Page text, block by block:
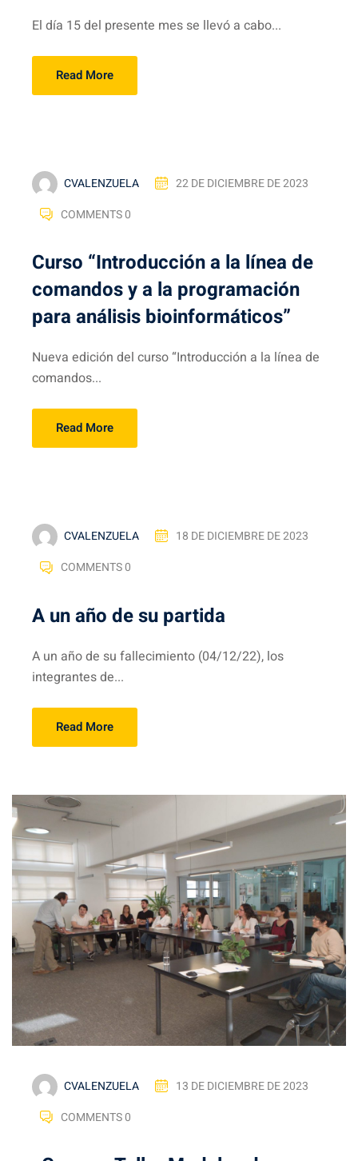
El día 15 del presente mes se llevó a cabo...
Read More
CVALENZUELA
22 DE DICIEMBRE DE 2023
COMMENTS 0
Curso “Introducción a la línea de
comandos y a la programación
para análisis bioinformáticos”
Nueva edición del curso “Introducción a la línea de
comandos...
Read More
CVALENZUELA
18 DE DICIEMBRE DE 2023
COMMENTS 0
A un año de su partida
A un año de su fallecimiento (04/12/22), los
integrantes de...
Read More
CVALENZUELA
13 DE DICIEMBRE DE 2023
COMMENTS 0